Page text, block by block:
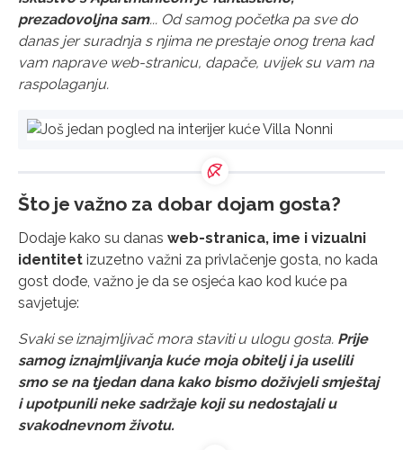
prezadovoljna sam... Od samog početka pa sve do
danas jer suradnja s njima ne prestaje onog trena kad
vam naprave web-stranicu, dapače, uvijek su vam na
raspolaganju.
Što je važno za dobar dojam gosta?
Dodaje kako su danas web-stranica, ime i vizualni
identitet izuzetno važni za privlačenje gosta, no kada
gost dođe, važno je da se osjeća kao kod kuće pa
savjetuje:
Svaki se iznajmljivač mora staviti u ulogu gosta. Prije
samog iznajmljivanja kuće moja obitelj i ja uselili
smo se na tjedan dana kako bismo doživjeli smještaj
i upotpunili neke sadržaje koji su nedostajali u
svakodnevnom životu.